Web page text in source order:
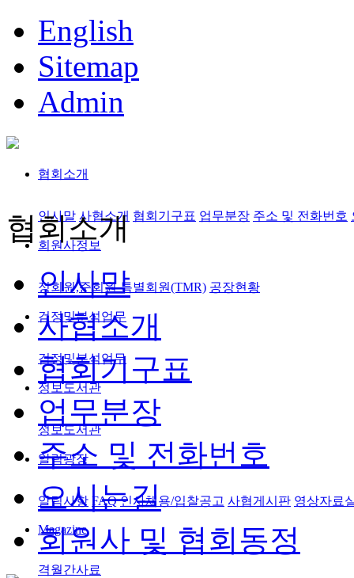
English
Sitemap
Admin
협회소개
인사말 사협소개 협회기구표 업무분장 주소 및 전화번호
회원사정보
정회원,준회원 특별회원(TMR) 공장현황
검정및분석업무
검정및분석업무
정보도서관
정보도서관
알림광장
알림사항 FAQ 인사채용/입찰공고 사협게시판 영상자료
Magazine
격월간사료
협회소개
인사말
사협소개
협회기구표
업무분장
주소 및 전화번호
오시는길
회원사 및 협회동정